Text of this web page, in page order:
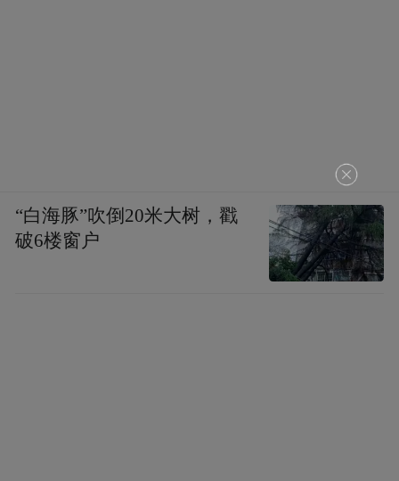
“白海豚”吹倒20米大树，戳
破6楼窗户